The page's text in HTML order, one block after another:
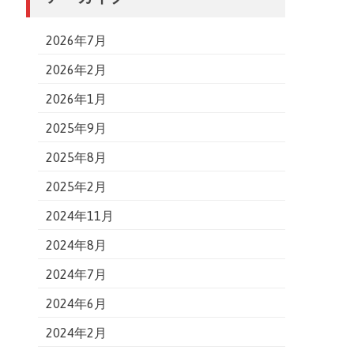
2026年7月
2026年2月
2026年1月
2025年9月
2025年8月
2025年2月
2024年11月
2024年8月
2024年7月
2024年6月
2024年2月